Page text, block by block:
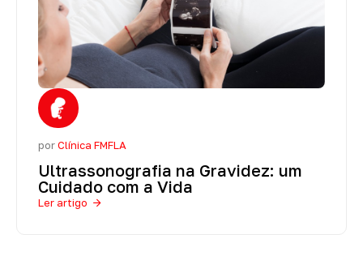
porClínica FMFLA
Ultrassonografia na Gravidez: um
Cuidado com a Vida
Ler artigo